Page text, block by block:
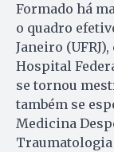
Formado há
o quadro
Janeiro
Hospital
se tornou
também se
Medicina